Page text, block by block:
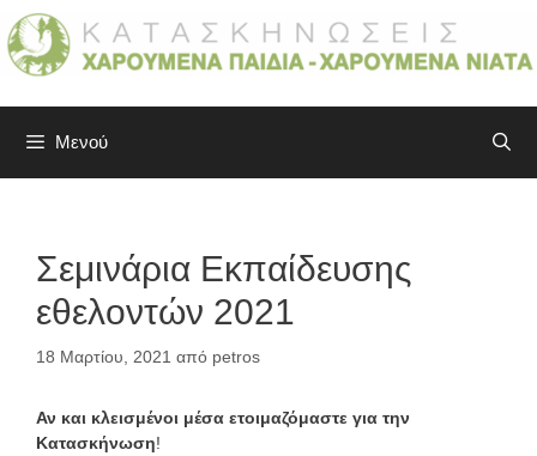
Μετάβαση
σε
περιεχόμενο
Μενού
Σεμινάρια Εκπαίδευσης
εθελοντών 2021
18 Μαρτίου, 2021 από petros
Αν και κλεισμένοι μέσα ετοιμαζόμαστε για την
Κατασκήνωση!